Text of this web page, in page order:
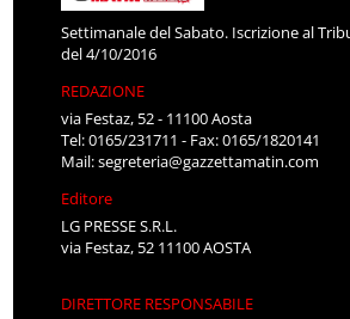
Settimanale del Sabato. Iscrizione al
del 4/10/2016
REDAZIONE
via Festaz, 52 - 11100 Aosta
Tel: 0165/231711 - Fax: 0165/1820141
Mail:segreteria@gazzettamatin.com
Editore
LG PRESSE S.R.L.
via Festaz, 52 11100 AOSTA
DIRETTORE RESPONSABILE